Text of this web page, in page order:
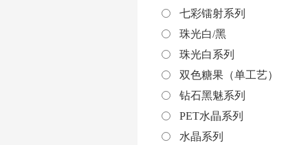
七彩镭射系列
珠光白/黑
珠光白系列
双色糖果（单工艺）
钻石黑魅系列
PET水晶系列
水晶系列